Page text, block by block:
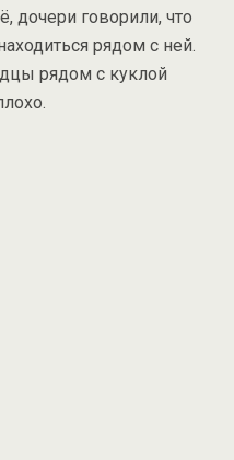
дочери говорили, что
рядом с ней.
рядом с куклой